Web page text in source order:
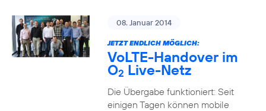
08. Januar 2014
JETZT ENDLICH MÖGLICH:
VoLTE-Handover im
O2 Live-Netz
Die Übergabe funktioniert: Seit
einigen Tagen können mobile